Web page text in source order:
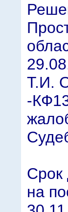
Т.И.
-
Срок
на